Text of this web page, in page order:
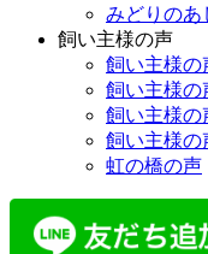
みどりのあ
飼い主様の声
飼い主様の
飼い主様の
飼い主様の
飼い主様の
虹の橋の声